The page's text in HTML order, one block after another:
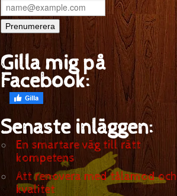
Gilla mig på
Facebook:
Senaste inläggen:
En smartare väg till rätt
kompetens
Att renovera med tålamod och
kvalitet